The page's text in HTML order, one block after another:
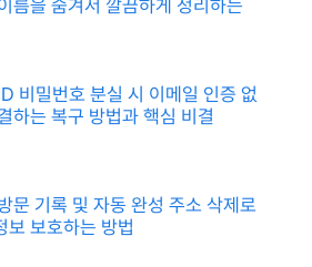
름을 숨겨서 깔끔하게 정리하는
비밀번호 분실 시 이메일 인증 없
하는 복구 방법과 핵심 비결
문 기록 및 자동 완성 주소 삭제로
보 보호하는 방법